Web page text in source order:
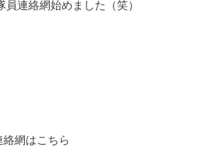
連絡網始めました（笑）
網はこちら